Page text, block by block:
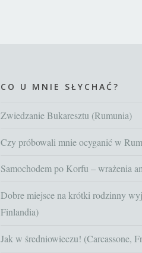
CO U MNIE SŁYCHAĆ?
Zwiedzanie Bukaresztu (Rumunia)
Czy próbowali mnie ocyganić w
Samochodem po Korfu – wrażenia
Dobre miejsce na krótki rodzinny
Finlandia)
Jak w średniowieczu! (Carcassone,